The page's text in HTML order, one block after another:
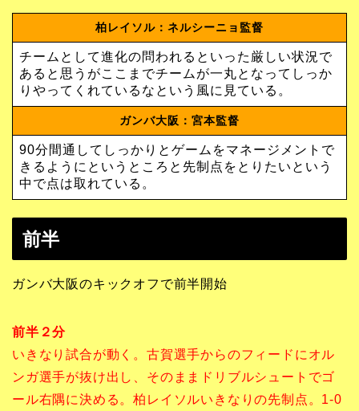
柏レイソル：ネルシーニョ監督
チームとして進化の問われるといった厳しい状況で
あると思うがここまでチームが一丸となってしっか
りやってくれているなという風に見ている。
ガンバ大阪：宮本監督
90分間通してしっかりとゲームをマネージメントで
きるようにというところと先制点をとりたいという
中で点は取れている。
前半
ガンバ大阪のキックオフで前半開始
前半２分
いきなり試合が動く。古賀選手からのフィードにオル
ンガ選手が抜け出し、そのままドリブルシュートでゴ
ール右隅に決める。柏レイソルいきなりの先制点。1-0